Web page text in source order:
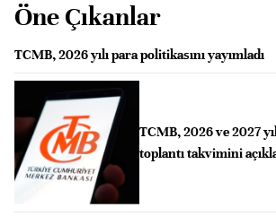
Öne Çıkanlar
TCMB, 2026 yılı para politikasını yayımladı
TCMB, 2026 ve 2027
toplantı takvimini